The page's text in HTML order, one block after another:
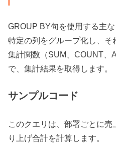
GROUP BY句を使用する主な
特定の列をグループ化し、そ
集計関数（SUM、COUNT、
で、集計結果を取得します。
サンプルコード
このクエリは、部署ごとに
り上げ合計を計算します。